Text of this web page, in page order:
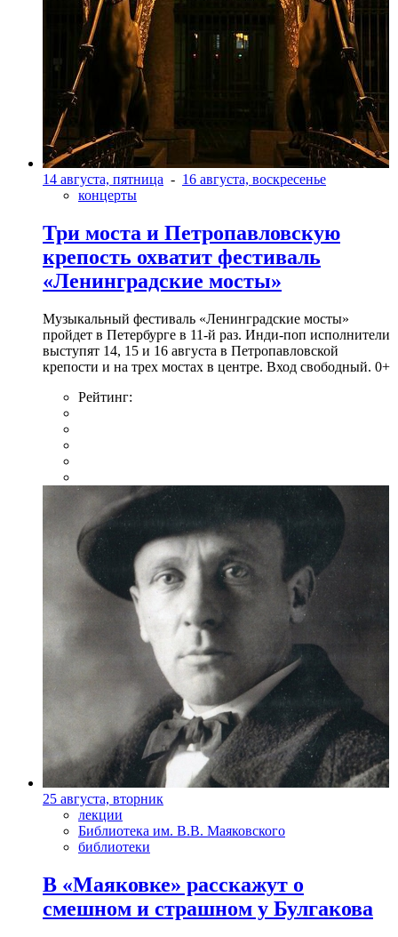
14 августа, пятница - 16 августа, воскресенье
концерты
Три моста и Петропавловскую
крепость охватит фестиваль
«Ленинградские мосты»
Музыкальный фестиваль «Ленинградские мосты»
пройдет в Петербурге в 11-й раз. Инди-поп исполнители
выступят 14, 15 и 16 августа в Петропавловской
крепости и на трех мостах в центре. Вход свободный. 0+
Рейтинг:
25 августа, вторник
лекции
Библиотека им. В.В. Маяковского
библиотеки
В «Маяковке» расскажут о
смешном и страшном у Булгакова